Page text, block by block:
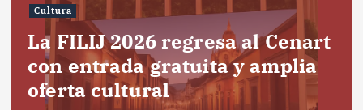
Cultura
La FILIJ 2026 regresa al Cenart
con entrada gratuita y amplia
oferta cultural